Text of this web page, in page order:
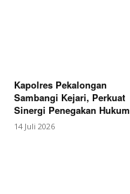
Kapolres Pekalongan
Sambangi Kejari, Perkuat
Sinergi Penegakan Hukum
14 Juli 2026